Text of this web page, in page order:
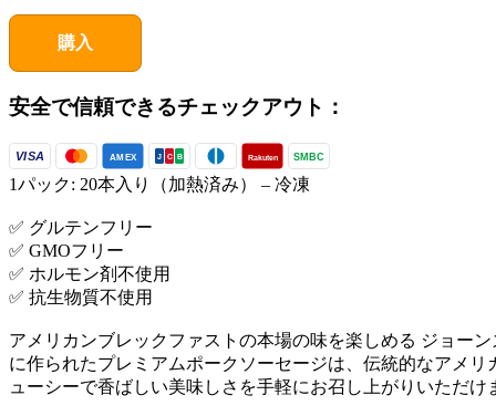
購入
安全で信頼できるチェックアウト：
VISA AMEX J C B Rakuten SMBC
1パック: 20本入り（加熱済み） – 冷凍
✅ グルテンフリー
✅ GMOフリー
✅ ホルモン剤不使用
✅ 抗生物質不使用
アメリカンブレックファストの本場の味を楽しめる ジョー
に作られたプレミアムポークソーセージは、伝統的なアメ
ューシーで香ばしい美味しさを手軽にお召し上がりいただけ